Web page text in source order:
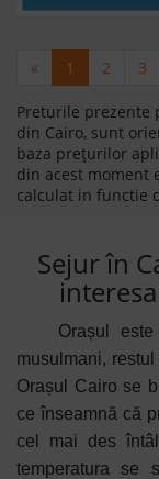
« 1 2 3
Preturile prezente
din Cairo, sunt
baza prețurilor
din acest moment
calculat in functie
Sejur în
Orașul
musulmani,
Orașul Cairo se
ce înseamnă că
cel mai des
temperatura se